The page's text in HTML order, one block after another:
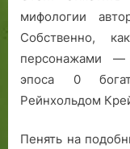
мифологии
Собственно,
персонажами —
эпоса 0
Рейнхольдом
Пенять на